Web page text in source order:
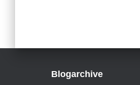
Blogarchive